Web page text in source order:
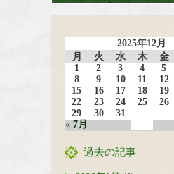
2025年12月
月
火 水 木 金
« 7月
1 2 3 4 5
8
9 10 11 12
15
16 17 18 19
22
23 24 25 26
29
30 31
過去の記事